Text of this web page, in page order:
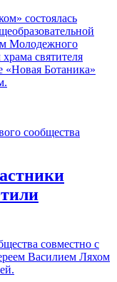
состоялась
Молодежного
святителя
Ботаника»
совместно с
Василием Ляхом